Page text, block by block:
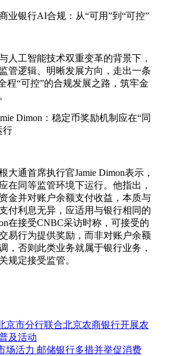
业银行AI合规：从“可用”到“可控”
人工智能技术双重变革的背景下，
管逻辑、明晰发展方向，走出一条
程“可控”的合规发展之路，筑牢金
Dimon：稳定币奖励机制应在“同
行
大通首席执行官Jamie Dimon表示，
在同等监管环境下运行。他指出，
金并对账户余额支付收益，本质与
付利息无异，应适用与银行相同的
在接受CNBC采访时称，可接受的
易行为提供奖励，而非对账户余额
，否则此类业务就属于银行业务，
规定接受监管。
京市分行联合北京农商银行开展农
及活动
场活力 邮储银行多措并举促消费